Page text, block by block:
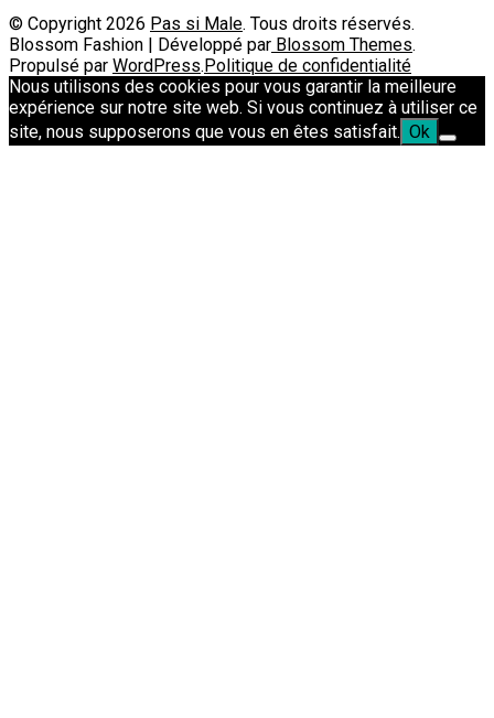
© Copyright 2026 Pas si Male. Tous droits réservés.
Blossom Fashion | Développé par Blossom Themes.
Propulsé par WordPress. Politique de confidentialité
Nous utilisons des cookies pour vous garantir la meilleure
expérience sur notre site web. Si vous continuez à utiliser ce
site, nous supposerons que vous en êtes satisfait. Ok